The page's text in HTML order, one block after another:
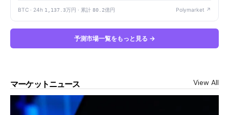
BTC · 24h 1,137.3万円 · 累計 80.2億円 Polymarket ↗
予測市場一覧をもっと見る →
マーケットニュース View All